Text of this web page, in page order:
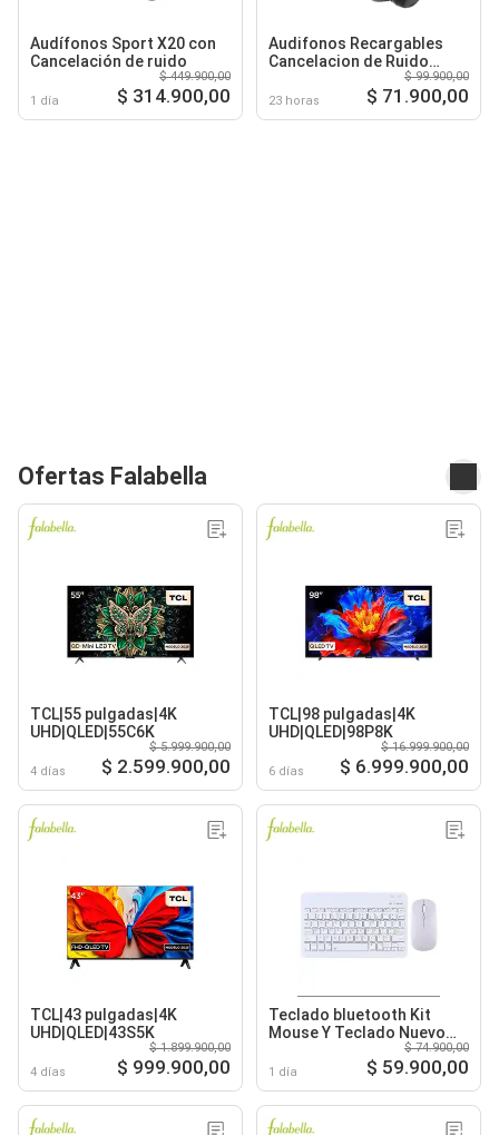
Audífonos Sport X20 con
Cancelación de ruido
1 día
$ 449.900,00
$ 314.900,00
Audifonos Recargables
Cancelacion de Ruido
23 horas
$ 99.900,00
$ 71.900,00
Ofertas Falabella
TCL|55 pulgadas|4K
UHD|QLED|55C6K
4 días
$ 5.999.900,00
$ 2.599.900,00
TCL|98 pulgadas|4K
UHD|QLED|98P8K
6 días
$ 16.999.900,00
$ 6.999.900,00
TCL|43 pulgadas|4K
UHD|QLED|43S5K
4 días
$ 1.899.900,00
$ 999.900,00
Teclado bluetooth Kit
Mouse Y Teclado Nuevo
1 día
$ 74.900,00
$ 59.900,00